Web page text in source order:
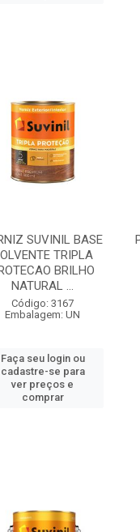
SUVINIL BASE
TRIPLA
BRILHO
NATURAL ...
Código: 3167
Embalagem: UN
Faça seu login ou
cadastre-se para
ver preços e
comprar